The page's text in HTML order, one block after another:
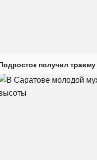
получил